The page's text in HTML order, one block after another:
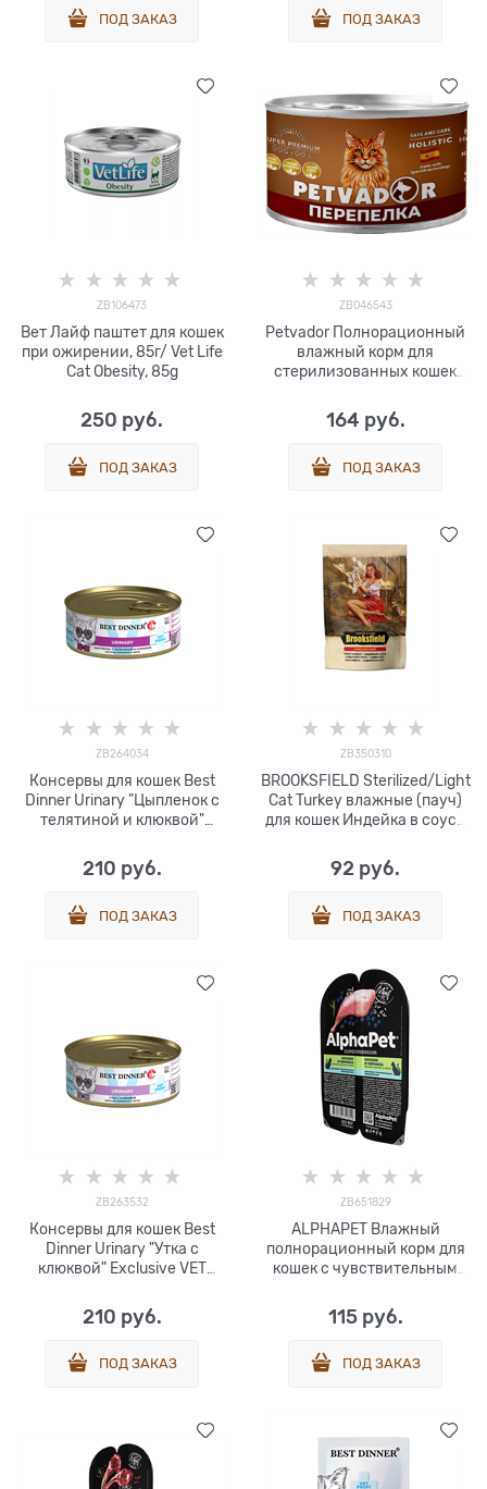
ПОД ЗАКАЗ ПОД ЗАКАЗ
ZB106473
Вет Лайф паштет для кошек
при ожирении, 85г/ Vet Life
Cat Obesity, 85g
250 руб.
ПОД ЗАКАЗ
ZB046543
Petvador Полнорационный
влажный корм для
стерилизованных кошек
(перепелка с клюквой) 100 г
164 руб.
ПОД ЗАКАЗ
ZB264034
Консервы для кошек Best
Dinner Urinary "Цыпленок с
телятиной и клюквой"
210 руб.
ПОД ЗАКАЗ
ZB350310
BROOKSFIELD Sterilized/Light
Cat Turkey влажные (пауч)
для кошек Индейка в соусе
92 руб.
ПОД ЗАКАЗ
ZB263532
Консервы для кошек Best
Dinner Urinary "Утка с
клюквой" Exclusive VET
210 руб.
ПОД ЗАКАЗ
ZB651829
ALPHAPET Влажный
полнорационный корм для
кошек с чувствительным
и черникой в соусе 80 гр
115 руб.
ПОД ЗАКАЗ